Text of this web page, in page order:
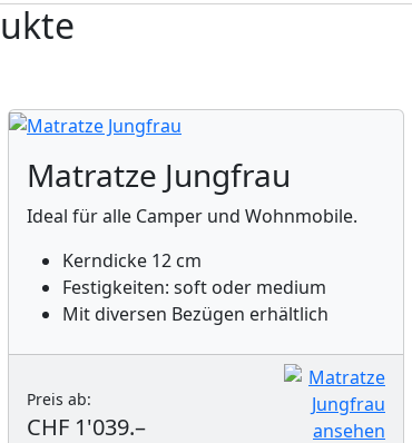
Matratze Jungfrau
Ideal für alle Camper und Wohnmobile.
Kerndicke 12 cm
Festigkeiten: soft oder medium
Mit diversen Bezügen erhältlich
Preis ab:
CHF 1'039.–